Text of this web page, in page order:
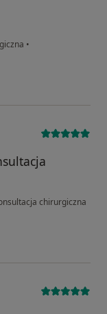
•
chirurgiczna